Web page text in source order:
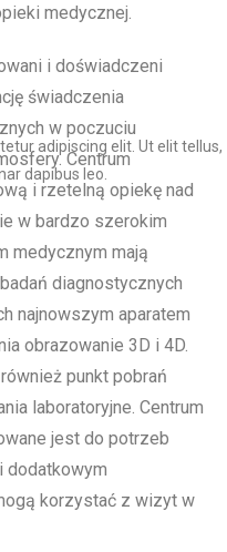
medycznej.
i doświadczeni
świadczenia
w poczuciu
Centrum
i rzetelną opiekę nad
w bardzo szerokim
medycznym mają
diagnostycznych
najnowszym aparatem
obrazowanie 3D i 4D.
punkt pobrań
laboratoryjne. Centrum
jest do potrzeb
dodatkowym
korzystać z wizyt w
adipiscing elit. Ut elit tellus,
dapibus leo.